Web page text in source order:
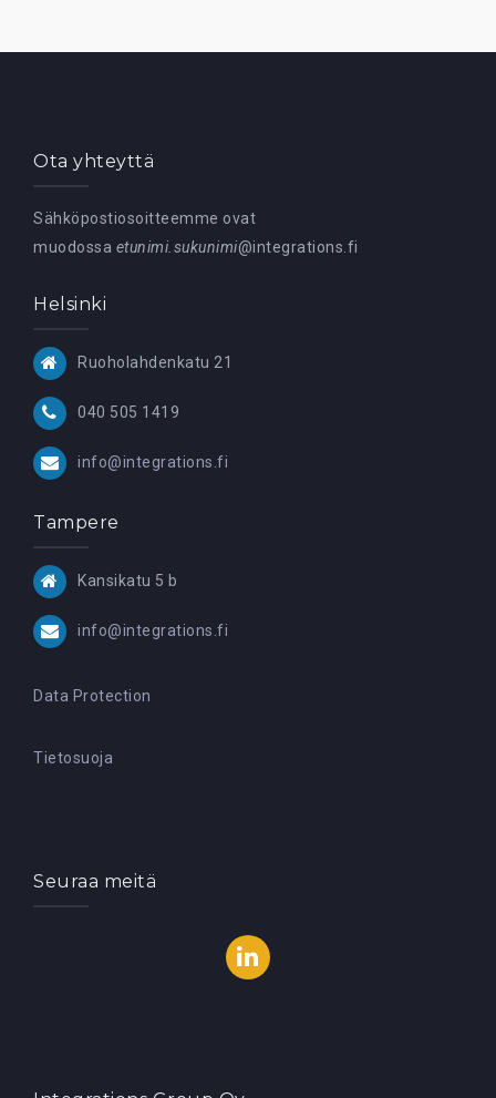
Ota yhteyttä
Sähköpostiosoitteemme ovat
muodossa etunimi.sukunimi@integrations.fi
Helsinki
Ruoholahdenkatu 21
040 505 1419
info@integrations.fi
Tampere
Kansikatu 5 b
info@integrations.fi
Data Protection
Tietosuoja
Seuraa meitä
LinkedIn